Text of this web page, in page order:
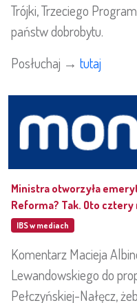
Trójki, Trzeciego
państw dobrobytu.
Posłuchaj → tutaj
Ministra otworzyła
Reforma? Tak. Oto
IBS w mediach
Komentarz Macieja
Lewandowskiego do
Pełczyńskiej-Nałęcz,